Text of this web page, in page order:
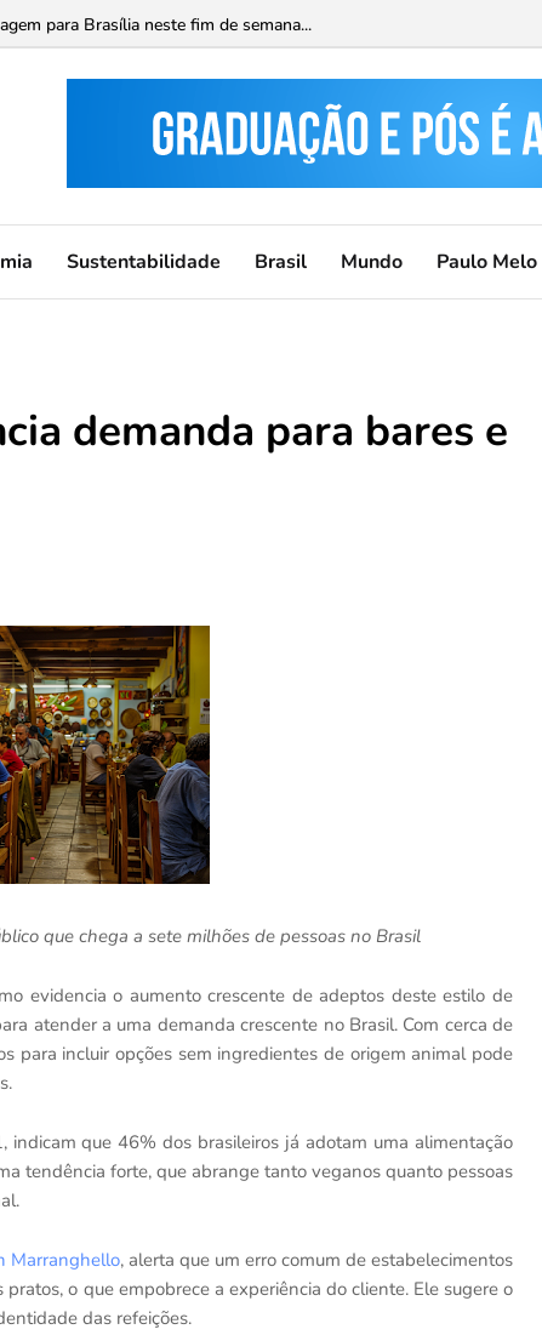
para Brasília neste fim de semana...
Sustentabilidade Brasil Mundo Paulo Melo
demanda para bares e
que chega a sete milhões de pessoas no Brasil
evidencia o aumento crescente de adeptos deste estilo de
atender a uma demanda crescente no Brasil. Com cerca de
para incluir opções sem ingredientes de origem animal pode
indicam que 46% dos brasileiros já adotam uma alimentação
tendência forte, que abrange tanto veganos quanto pessoas
Marranghello, alerta que um erro comum de estabelecimentos
o que empobrece a experiência do cliente. Ele sugere o
das refeições.